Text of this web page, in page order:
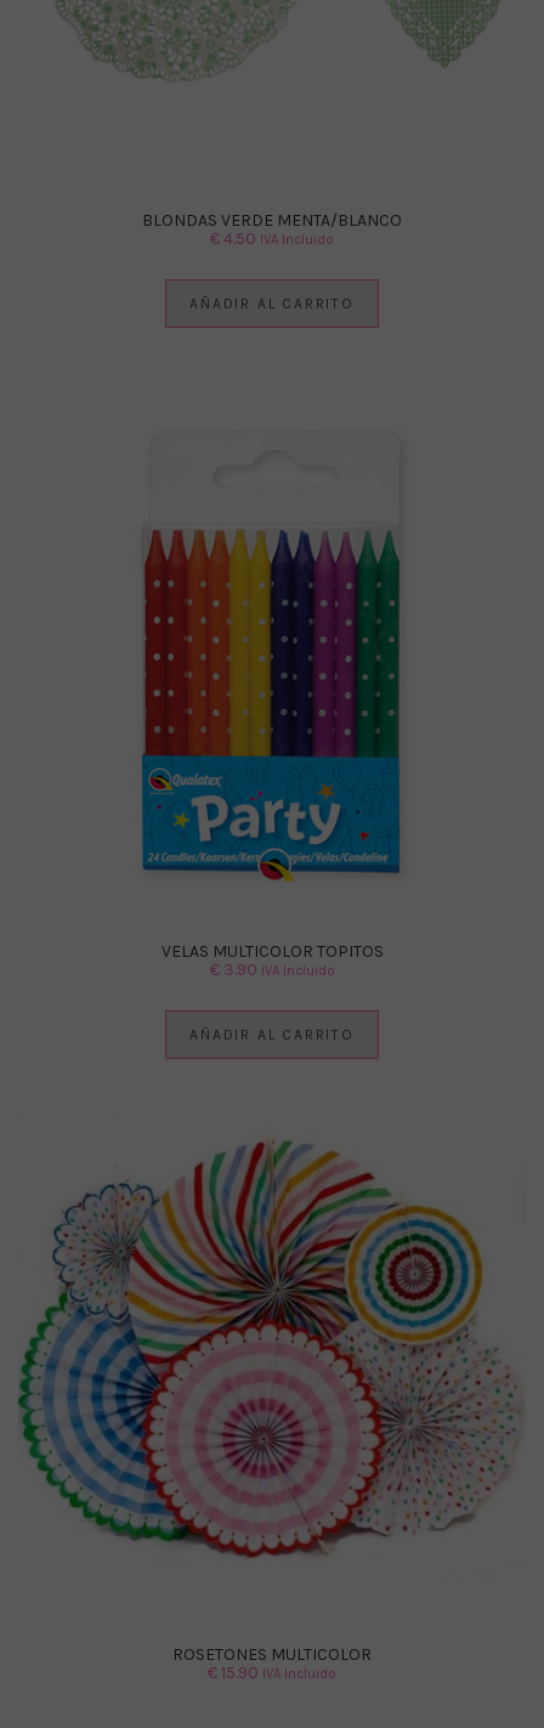
BLONDAS VERDE MENTA/BLANCO
€4.50 IVA Incluido
AÑADIR AL CARRITO
VELAS MULTICOLOR TOPITOS
€3.90 IVA Incluido
AÑADIR AL CARRITO
ROSETONES MULTICOLOR
€15.90 IVA Incluido